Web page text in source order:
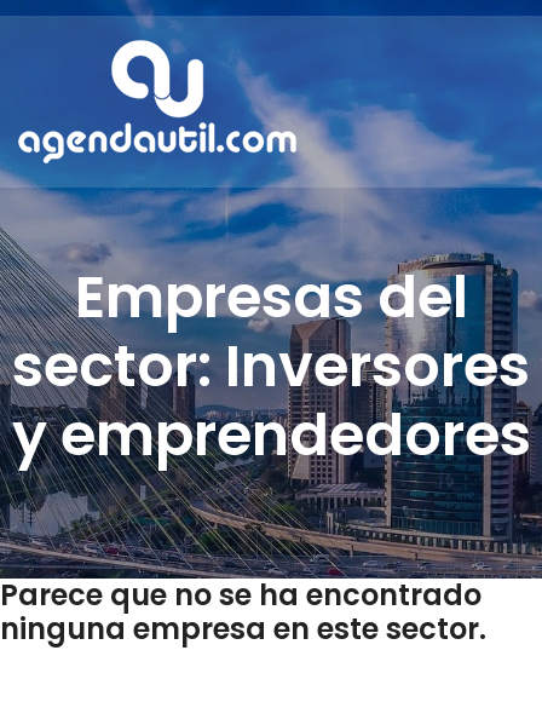
Empresas del
sector: Inversores
y emprendedores
Parece que no se ha encontrado
ninguna empresa en este sector.